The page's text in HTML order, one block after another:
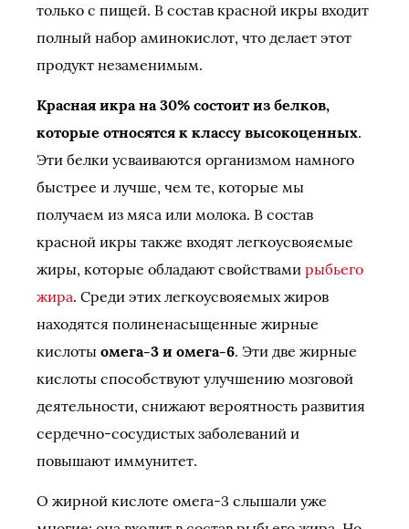
только с пищей. В состав красной икры входит
полный набор аминокислот, что делает этот
продукт незаменимым.
Красная икра на 30% состоит из белков,
которые относятся к классу высокоценных.
Эти белки усваиваются организмом намного
быстрее и лучше, чем те, которые мы
получаем из мяса или молока. В состав
красной икры также входят легкоусвояемые
жиры, которые обладают свойствами рыбьего
жира. Среди этих легкоусвояемых жиров
находятся полиненасыщенные жирные
кислоты омега-3 и омега-6. Эти две жирные
кислоты способствуют улучшению мозговой
деятельности, снижают вероятность развития
сердечно-сосудистых заболеваний и
повышают иммунитет.
О жирной кислоте омега-3 слышали уже